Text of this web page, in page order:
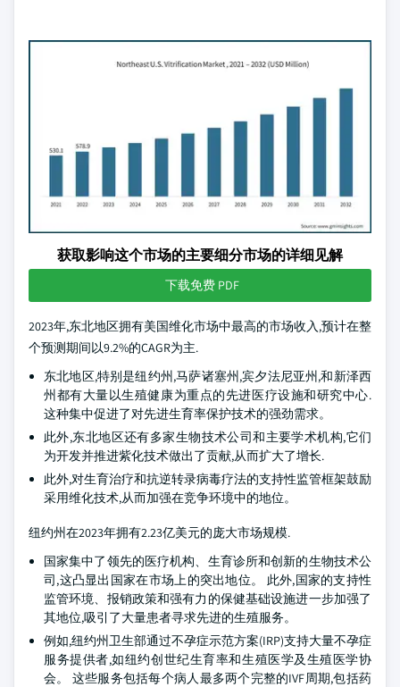
获取影响这个市场的主要细分市场的详细见解
下载免费 PDF
2023年,东北地区拥有美国维化市场中最高的市场收入,预计在整
个预测期间以9.2%的CAGR为主.
东北地区,特别是纽约州,马萨诸塞州,宾夕法尼亚州,和新泽西
州都有大量以生殖健康为重点的先进医疗设施和研究中心.
这种集中促进了对先进生育率保护技术的强劲需求。
此外,东北地区还有多家生物技术公司和主要学术机构,它们
为开发并推进紫化技术做出了贡献,从而扩大了增长.
此外,对生育治疗和抗逆转录病毒疗法的支持性监管框架鼓励
采用维化技术,从而加强在竞争环境中的地位。
纽约州在2023年拥有2.23亿美元的庞大市场规模.
国家集中了领先的医疗机构、生育诊所和创新的生物技术公
司,这凸显出国家在市场上的突出地位。 此外,国家的支持性
监管环境、报销政策和强有力的保健基础设施进一步加强了
其地位,吸引了大量患者寻求先进的生殖服务。
例如,纽约州卫生部通过不孕症示范方案(IRP)支持大量不孕症
服务提供者,如纽约创世纪生育率和生殖医学及生殖医学协
会。 这些服务包括每个病人最多两个完整的IVF周期,包括药